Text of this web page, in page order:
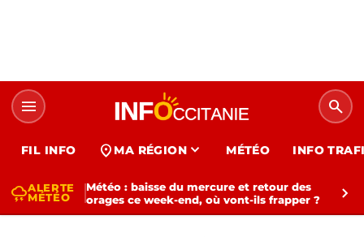
menu search
FIL INFO location_on MA RÉGION expand_more MÉTÉO INFO
thunderstormALERTE
MÉTÉO
Météo : baisse du mercure et retour des
orages ce week-end, où vont-ils frapper ?
chevron_right